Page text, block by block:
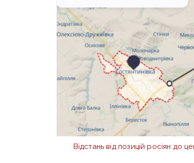
Відстань від позицій росіян до